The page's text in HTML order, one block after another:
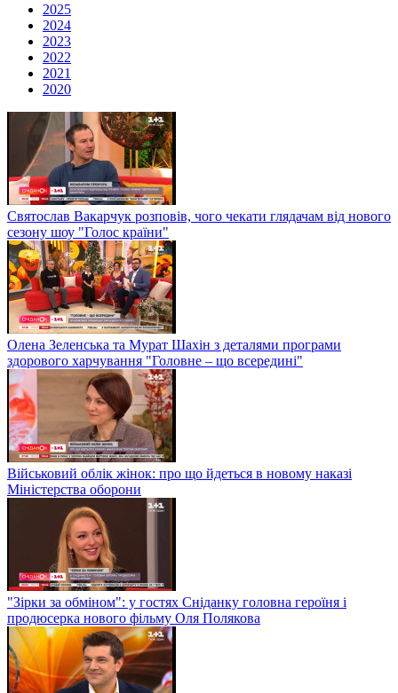
2025
2024
2023
2022
2021
2020
Святослав Вакарчук розповів, чого чекати глядачам від нового
сезону шоу "Голос країни"
Олена Зеленська та Мурат Шахін з деталями програми
здорового харчування "Головне – що всередині"
Військовий облік жінок: про що йдеться в новому наказі
Міністерства оборони
"Зірки за обміном": у гостях Сніданку головна героїня і
продюсерка нового фільму Оля Полякова